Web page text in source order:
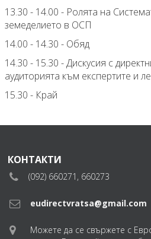
13.30 - 14.00 - Ролята на
земеделието в ОСП
14.00 - 14.30 - Обяд
14.30 - 15.30 - Дискусия с
аудиторията към експертите и
15.30 - Край
КОНТАКТИ
(092) 660271, 660273
eudirectvratsa@gmail.com
Можете да се свържете с